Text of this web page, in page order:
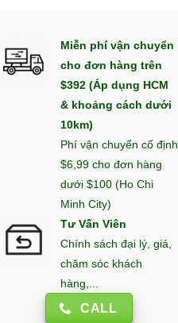
Miễn phí vận chuyển
cho đơn hàng trên
$392 (Áp dụng HCM
& khoảng cách dưới
10km)
Phí vận chuyển cố định
$6,99 cho đơn hàng
dưới $100 (Ho Chi
Minh City)
Tư Vấn Viên
Chính sách đại lý, giá,
chăm sóc khách
hàng,...
CALL